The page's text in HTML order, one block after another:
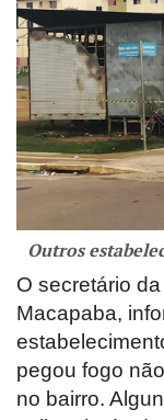
Outros
O secretário
Macapaba,
pegou fogo
no bairro.